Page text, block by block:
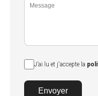
J’ai lu et j'accepte la
Envoyer